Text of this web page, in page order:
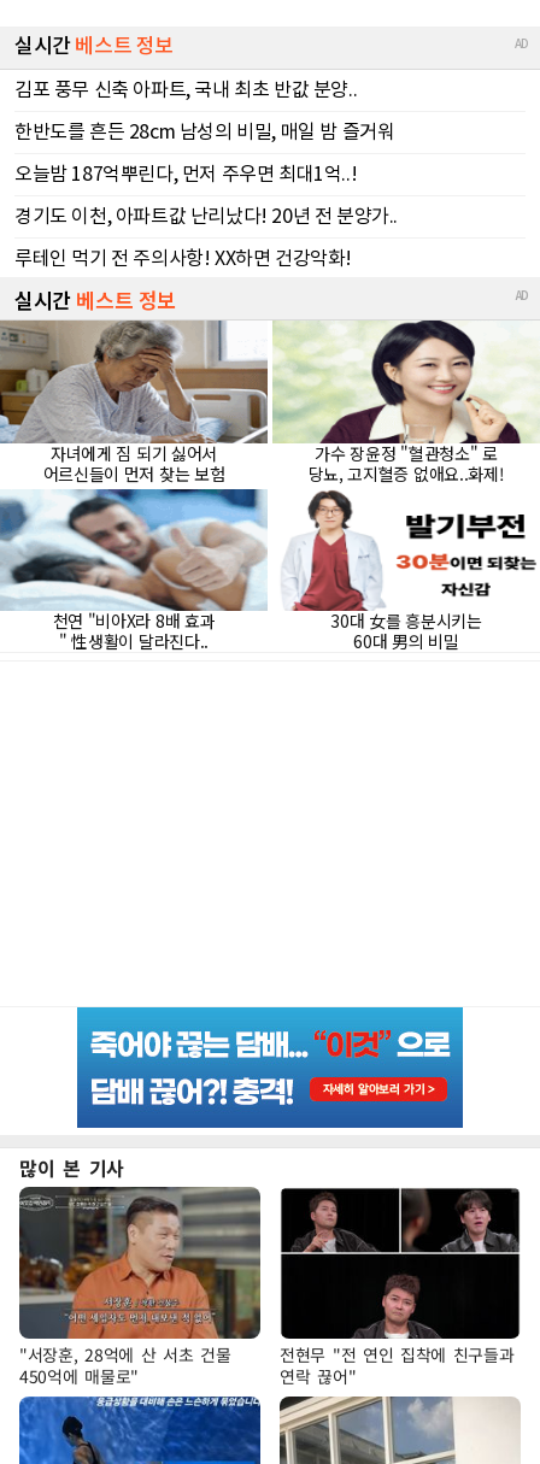
많이 본 기사
"서장훈, 28억에 산 서초 건물
450억에 매물로"
전현무 "전 연인 집착에 친구들과
연락 끊어"